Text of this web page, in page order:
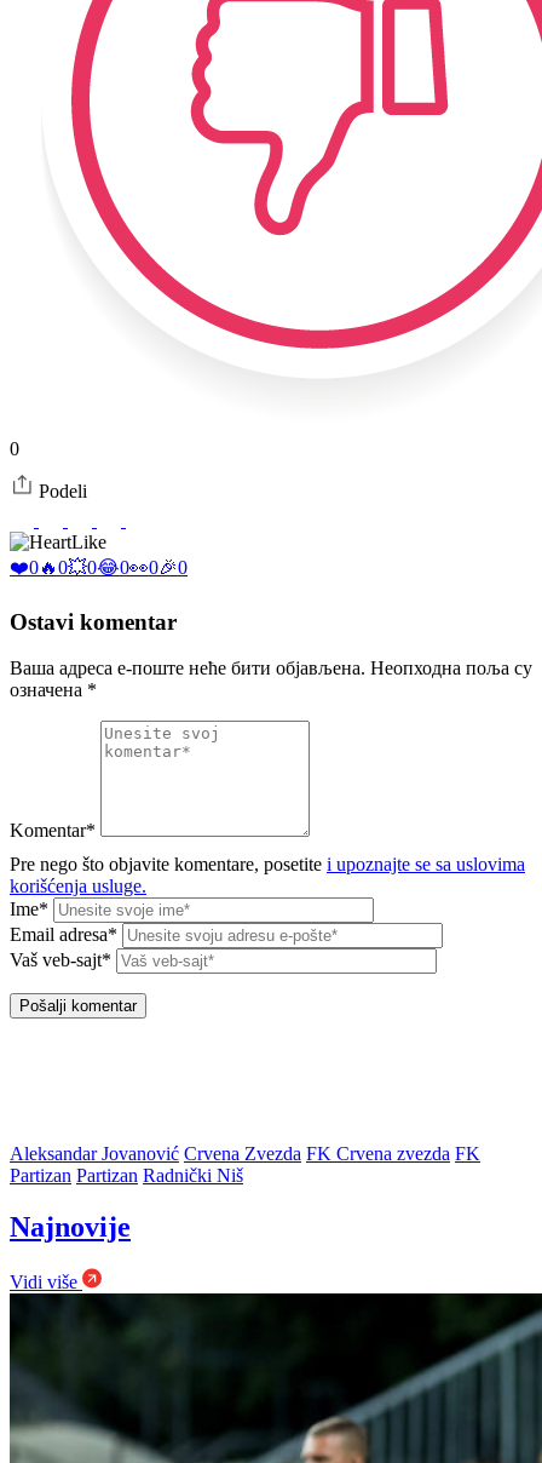
0
Podeli
Like
❤️0🔥0💥0😂0👀0🎉0
Ostavi komentar
Ваша адреса е-поште неће бити објављена. Неопходна поља су
означена *
Komentar*
Pre nego što objavite komentare, posetite i upoznajte se sa uslovima
korišćenja usluge.
Ime*
Email adresa*
Vaš veb-sajt*
Aleksandar Jovanović Crvena Zvezda FK Crvena zvezda FK
Partizan Partizan Radnički Niš
Najnovije
Vidi više